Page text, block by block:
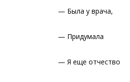
у врача,
отчество